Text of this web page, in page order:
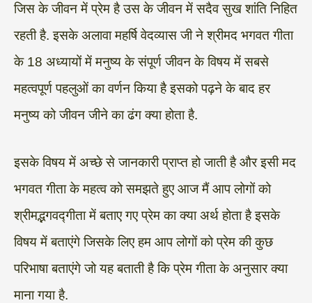
जिस के जीवन में प्रेम है उस के जीवन में सदैव सुख शांति निहित
रहती है. इसके अलावा महर्षि वेदव्यास जी ने श्रीमद भगवत गीता
के 18 अध्यायों में मनुष्य के संपूर्ण जीवन के विषय में सबसे
महत्वपूर्ण पहलुओं का वर्णन किया है इसको पढ़ने के बाद हर
मनुष्य को जीवन जीने का ढंग क्या होता है.
इसके विषय में अच्छे से जानकारी प्राप्त हो जाती है और इसी मद
भगवत गीता के महत्व को समझते हुए आज मैं आप लोगों को
श्रीमद्भगवद्गीता में बताए गए प्रेम का क्या अर्थ होता है इसके
विषय में बताएंगे जिसके लिए हम आप लोगों को प्रेम की कुछ
परिभाषा बताएंगे जो यह बताती है कि प्रेम गीता के अनुसार क्या
माना गया है.